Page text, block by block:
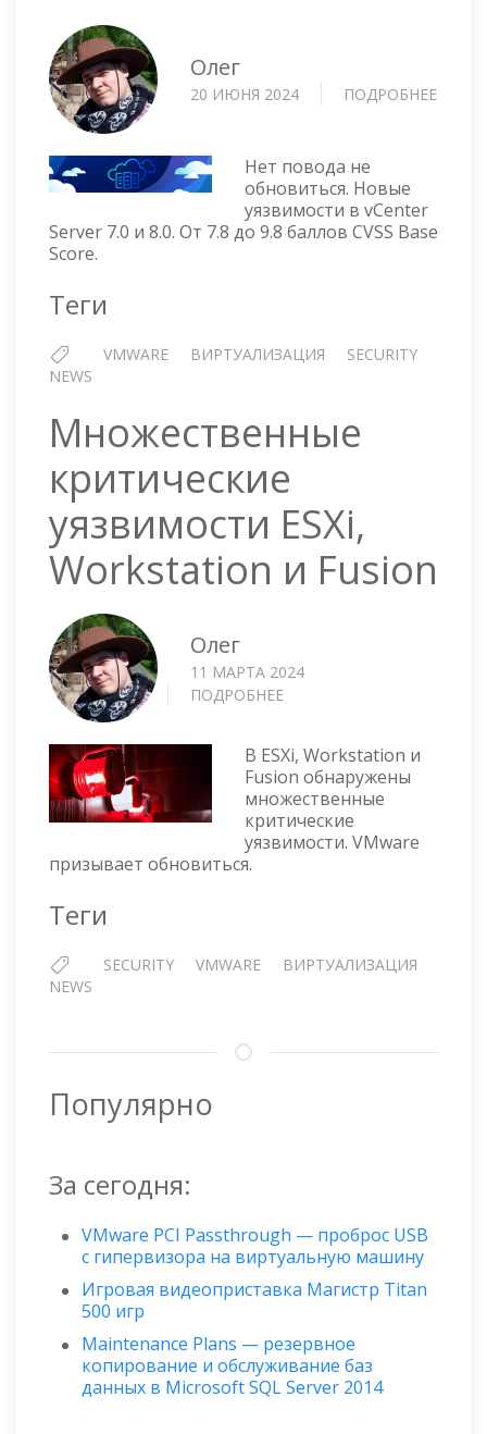
Олег
20 ИЮНЯ 2024 ПОДРОБНЕЕ
Нет повода не
обновиться. Новые
уязвимости в vCenter
Server 7.0 и 8.0. От 7.8 до 9.8 баллов CVSS Base
Score.
Теги
VMWARE ВИРТУАЛИЗАЦИЯ
SECURITY
NEWS
Множественные
критические
уязвимости ESXi,
Workstation и Fusion
Олег
11 МАРТА 2024
ПОДРОБНЕЕ
УЯЗВИМОСТИ
ESXI,
WORKSTATION
И
FUSION
В ESXi, Workstation и
Fusion обнаружены
множественные
критические
уязвимости. VMware
призывает обновиться.
Теги
SECURITY VMWARE
ВИРТУАЛИЗАЦИЯ
NEWS
Популярно
За сегодня:
VMware PCI Passthrough — проброс USB
с гипервизора на виртуальную машину
Игровая видеоприставка Магистр Titan
500 игр
Maintenance Plans — резервное
копирование и обслуживание баз
данных в Microsoft SQL Server 2014